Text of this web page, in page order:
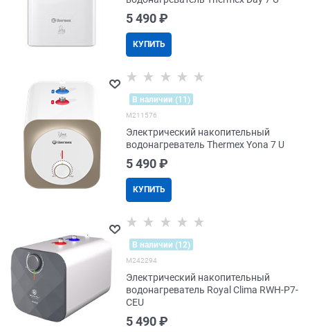
5 490 ₽
КУПИТЬ
В наличии (11)
M211576
Электрический накопительный
водонагреватель Thermex Yona 7 U
5 490 ₽
КУПИТЬ
В наличии (12)
M242294
Электрический накопительный
водонагреватель Royal Clima RWH-P7-
CEU
5 490 ₽